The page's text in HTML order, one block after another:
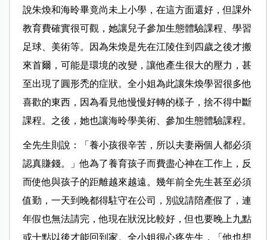
說朱煥和海昤畢竟尚未上小學，在這方面還好，但課外
教育費確實很可觀，她讓兒子參加生態體驗課程、學習
足球、美術等。因為朱煥是先在江陵住到四歲之後才搬
來首爾，可能是環境的改變，讓他產生很大的壓力，甚
至出現了圓形禿的症狀。全小姐為此讓朱煥學習很多他
喜歡的東西，因為看見他慢慢好轉的樣子，捨不得中斷
課程。之後，她也讓海昤學美術、參加生態體驗課程。
全先生則說：「養小孩很辛苦，所以夫妻兩個人都必須
認真賺錢。」他為了養育孩子而費盡心神在工作上，反
而使他與孩子的距離越來越遠。幾年前全先生甚至必須
值勤，一天到晚都得駐守在公司，別說請陪產假了，連
年假也無法請完，他現在狀況比較好，但也要晚上九點
或十點以後才能回到家。全小姐很心疼先生，「他也想